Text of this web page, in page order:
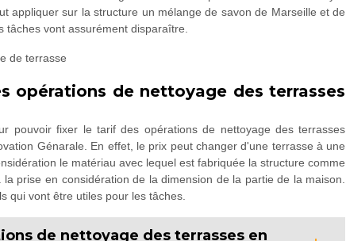
appliquer sur la structure un mélange de savon de Marseille et de
vont assurément disparaître.
opérations de nettoyage des terrasses
pouvoir fixer le tarif des opérations de nettoyage des terrasses
Génarale. En effet, le prix peut changer d'une terrasse à une
le matériau avec lequel est fabriquée la structure comme
prise en considération de la dimension de la partie de la maison.
qui vont être utiles pour les tâches.
de nettoyage des terrasses en